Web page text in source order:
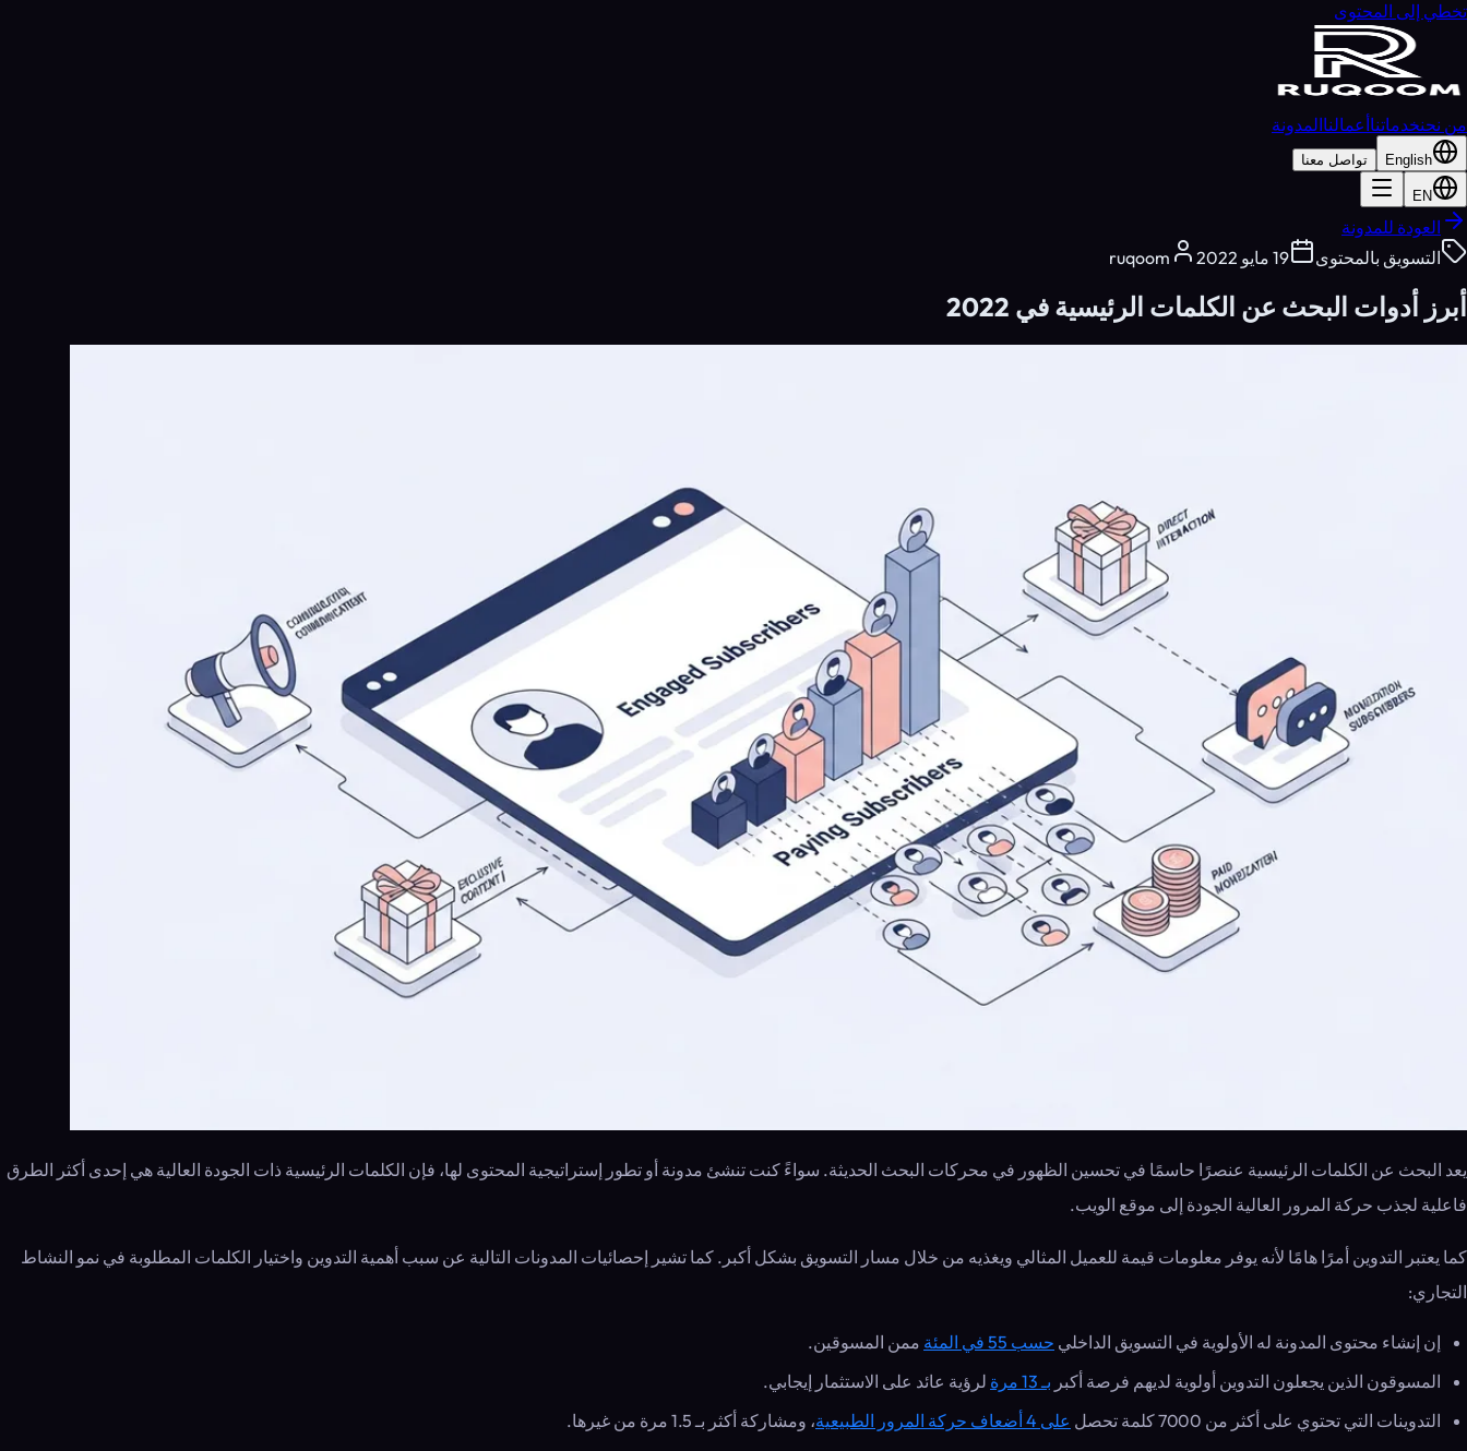
تخطي إلى المحتوى
من نحنخدماتناأعمالناالمدونة
English تواصل معنا
EN
العودة للمدونة
التسويق بالمحتوى
19 مايو 2022 ruqoom
أبرز أدوات البحث عن الكلمات الرئيسية في 2022
يعد البحث عن الكلمات الرئيسية عنصرًا حاسمًا في تحسين الظهور في محركات البحث الحديثة. سواءً كنت تنشئ مدونة أو تطور إستراتيجية المحتوى لها، فإن الكلمات الرئيسية ذات الجودة العالية هي إحدى أكثر الطرق
فاعلية لجذب حركة المرور العالية الجودة إلى موقع الويب.
كما يعتبر التدوين أمرًا هامًا لأنه يوفر معلومات قيمة للعميل المثالي ويغذيه من خلال مسار التسويق بشكل أكبر. كما تشير إحصائيات المدونات التالية عن سبب أهمية التدوين واختيار الكلمات المطلوبة في نمو النشاط
التجاري:
إن إنشاء محتوى المدونة له الأولوية في التسويق الداخلي حسب 55 في المئة
ممن المسوقين.
المسوقون الذين يجعلون التدوين أولوية لديهم فرصة أكبر بـ 13 مرة
لرؤية عائد على الاستثمار إيجابي.
التدوينات التي تحتوي على أكثر من 7000 كلمة تحصل
على 4 أضعاف حركة المرور الطبيعية ، ومشاركة أكثر بـ 1.5 مرة من غيرها.